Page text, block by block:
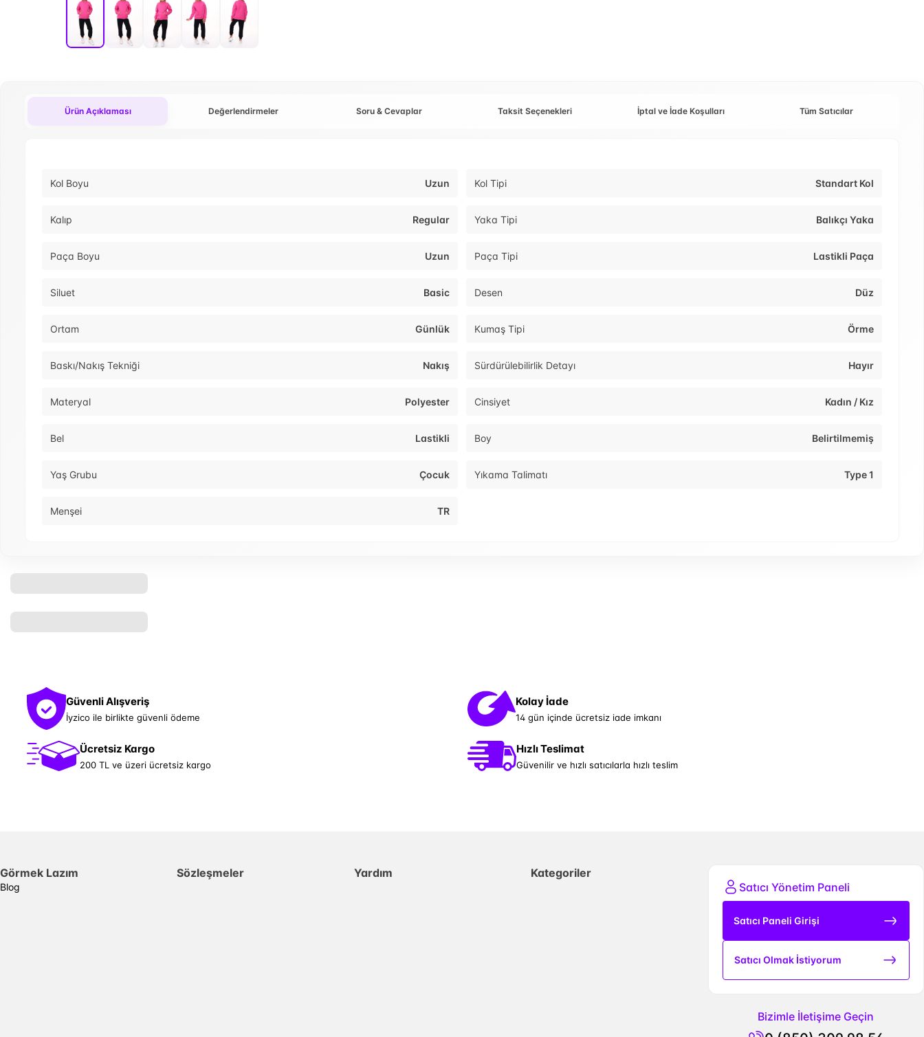
Ürün Açıklaması Değerlendirmeler Soru & Cevaplar Taksit Seçenekleri İptal ve İade Koşulları Tüm Satıcılar
Kol Boyu Uzun Kol Tipi Standart Kol
Kalıp Regular Yaka Tipi Balıkçı Yaka
Paça Boyu Uzun Paça Tipi Lastikli Paça
Siluet Basic Desen Düz
Ortam Günlük Kumaş Tipi Örme
Baskı/Nakış Tekniği Nakış Sürdürülebilirlik Detayı Hayır
Materyal Polyester Cinsiyet Kadın / Kız
Bel Lastikli Boy Belirtilmemiş
Yaş Grubu Çocuk Yıkama Talimatı Type 1
Menşei TR
Güvenli Alışveriş
İyzico ile birlikte güvenli ödeme
Kolay İade
14 gün içinde ücretsiz iade imkanı
Ücretsiz Kargo
200 TL ve üzeri ücretsiz kargo
Hızlı Teslimat
Güvenilir ve hızlı satıcılarla hızlı teslim
Görmek Lazım
Blog
Sözleşmeler Yardım
Kategoriler
Satıcı Yönetim Paneli
Satıcı Paneli Girişi
Satıcı Olmak İstiyorum
Bizimle İletişime Geçin